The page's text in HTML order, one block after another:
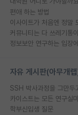
편애 하는 방법
이사이트가 처음엔 정말
커뮤니티는 다 쓰레기통
자유 게시판(아무개
카이스트는 모든 연구실
학부신입생 질문